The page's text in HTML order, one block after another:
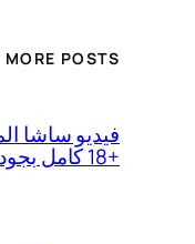
MORE POSTS
فيديو ساشا
+18 كامل بجودة عالية